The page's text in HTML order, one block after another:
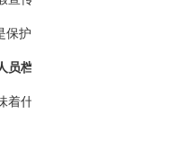
保护
档案造假
什么